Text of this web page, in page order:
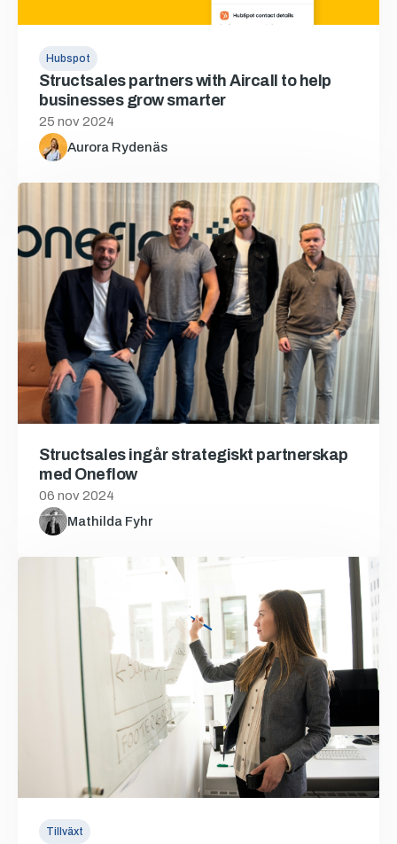
Hubspot
Structsales partners with Aircall to help
businesses grow smarter
25 nov 2024
Aurora Rydenäs
Structsales ingår strategiskt partnerskap
med Oneflow
06 nov 2024
Mathilda Fyhr
Tillväxt